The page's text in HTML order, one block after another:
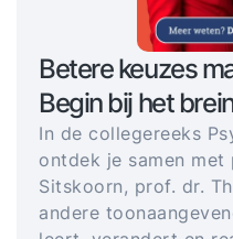
Betere keuzes
Begin bij het
In de collegereeks
ontdek je samen
Sitskoorn, prof. dr.
andere